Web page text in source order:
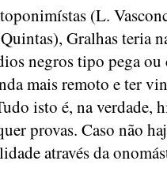
(L.
Gralhas teria
negros tipo pega
mais remoto e ter
isto é, na verdade,
provas. Caso não
através da